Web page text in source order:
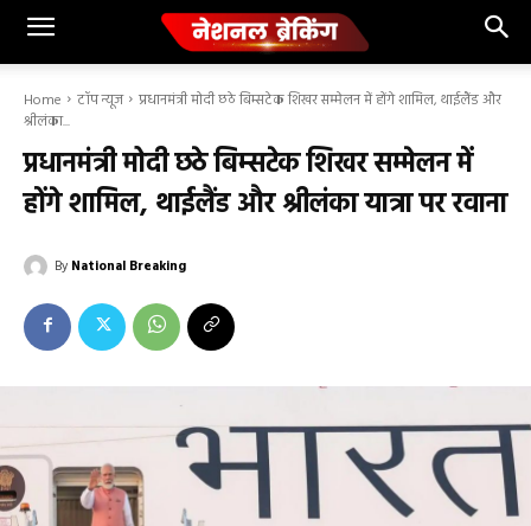
Home टॉप न्यूज
प्रधानमंत्री मोदी छठे बिम्सटेक शिखर सम्मेलन में होंगे शामिल, थाईलैंड और
श्रीलंका...
प्रधानमंत्री मोदी छठे बिम्सटेक शिखर सम्मेलन में
होंगे शामिल, थाईलैंड और श्रीलंका यात्रा पर रवाना
By National Breaking